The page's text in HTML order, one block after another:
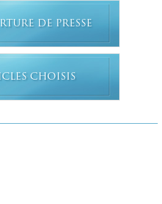
DE PRESSE
CHOISIS